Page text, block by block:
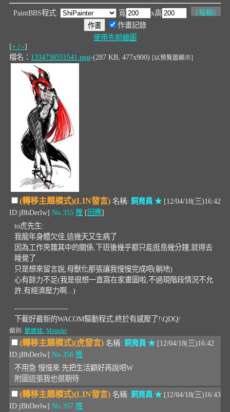
[投稿]
PaintBBS程式: 寬
x高
作畫記錄
使用先前繪圖
[+ / -]
檔名： 1334738551541.png-(287 KB, 477x900) [以預覽圖顯示]
(轉移主題模式)(LIN發言) 名稱: 飼育員 ★[12/04/18(三)16:42
ID:jBbDerlw] No.355 推 [回應]
to虎先生:
我龍年身體欠佳,這幾天又生病了
因為工作夾雜其中的關係,下班後幾乎都只能逛島幾分鐘,就得去
睡覺了.
只是想來留言說,母獸化那張讓我慢慢完成吧(躺地)
心有餘力不足(我是很想一直窩在家畫圖啦,不過現階段情況不允
許,有經濟壓力啊...)
---------------------
下載好最新的WACOM驅動程式,終於有感壓了!\QDQ/
類別: 獸娘娃 Metzelei
(轉移主題模式)(虎發言) 名稱: 飼育員 ★[12/04/18(三)16:42
ID:jBbDerlw] No.356 推
不用急 慢慢來 先把生活顧好再說吧W
附圖這張我也很期待
(轉移主題模式)(LIN發言) 名稱: 飼育員 ★[12/04/18(三)16:43
ID:jBbDerlw] No.357 推